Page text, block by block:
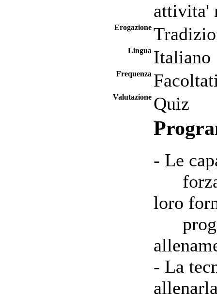
attivita'
Erogazione
Lingua Italiano
Frequenza
Valutazione Quiz
- Le
forza
loro
- La